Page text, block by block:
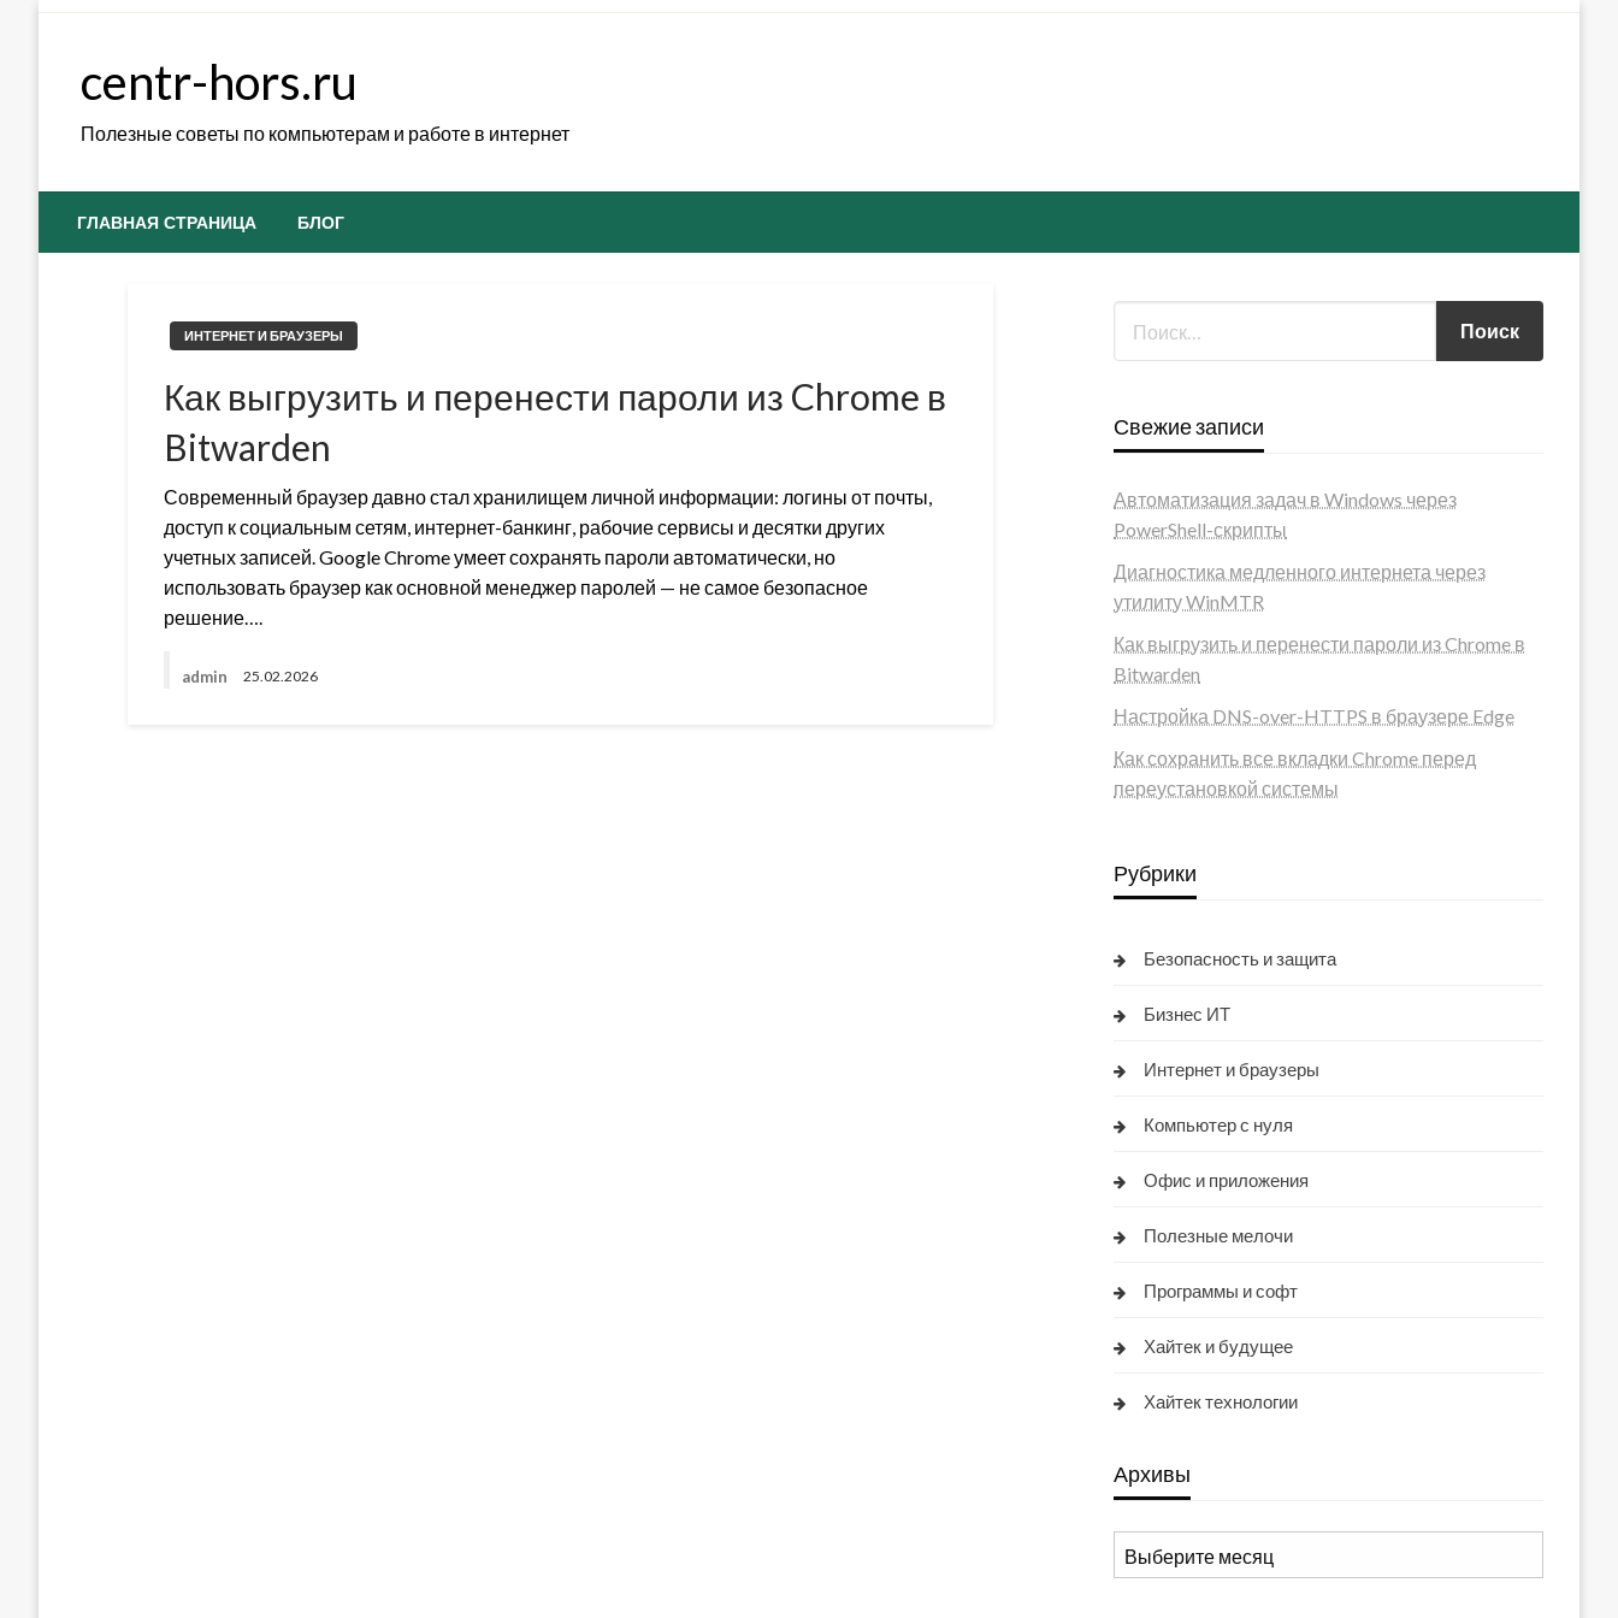
centr-hors.ru
Полезные советы по компьютерам и работе в интернет
ГЛАВНАЯ СТРАНИЦА БЛОГ
ИНТЕРНЕТ И БРАУЗЕРЫ
Как выгрузить и перенести пароли из Chrome в
Bitwarden
Современный браузер давно стал хранилищем личной информации: логины от почты,
доступ к социальным сетям, интернет-банкинг, рабочие сервисы и десятки других
учетных записей. Google Chrome умеет сохранять пароли автоматически, но
использовать браузер как основной менеджер паролей — не самое безопасное
решение….
admin 25.02.2026
Свежие записи
Автоматизация задач в Windows через
PowerShell-скрипты
Диагностика медленного интернета через
утилиту WinMTR
Как выгрузить и перенести пароли из Chrome в
Bitwarden
Настройка DNS-over-HTTPS в браузере Edge
Как сохранить все вкладки Chrome перед
переустановкой системы
Рубрики
Безопасность и защита
Бизнес ИТ
Интернет и браузеры
Компьютер с нуля
Офис и приложения
Полезные мелочи
Программы и софт
Хайтек и будущее
Хайтек технологии
Архивы
Архивы